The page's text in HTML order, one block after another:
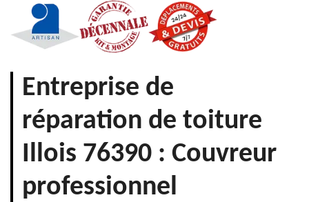
Entreprise de
réparation de toiture
Illois 76390 : Couvreur
professionnel